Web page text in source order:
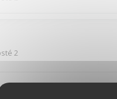
2
plats tous excellents et un